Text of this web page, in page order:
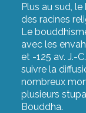
Plus au sud,
des racines
Le
avec les
et -125 av. J.-
suivre la
nombreux
plusieurs
Bouddha.